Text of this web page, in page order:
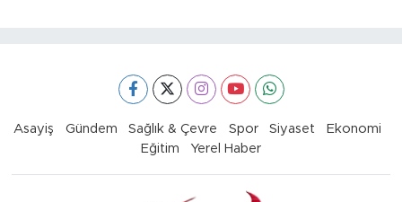
Asayiş Gündem Sağlık & Çevre Spor Siyaset
Ekonomi
Eğitim
Yerel Haber